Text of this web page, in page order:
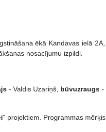
ēkā Kandavas ielā 2A,
nosacījumu izpildi.
- Valdis Uzariņš, būvuzraugs -
” projektiem. Programmas mērķis